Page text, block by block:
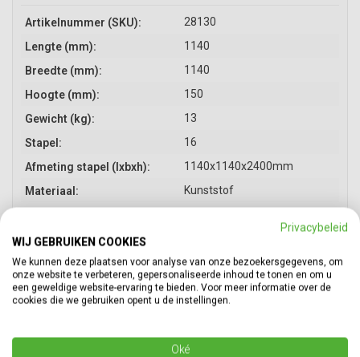
Artikelnummer (SKU):
28130
Lengte (mm):
1140
Breedte (mm):
1140
Hoogte (mm):
150
Gewicht (kg):
13
Stapel:
16
Afmeting stapel (lxbxh):
1140x1140x2400mm
Materiaal:
Kunststof
Uitvoering:
Conditie:
Nieuw
Racking draagvermogen
(kg):
250
Statische belasting (kg):
2800
Privacybeleid
WIJ GEBRUIKEN COOKIES
We kunnen deze plaatsen voor analyse van onze bezoekersgegevens, om
onze website te verbeteren, gepersonaliseerde inhoud te tonen en om u
een geweldige website-ervaring te bieden. Voor meer informatie over de
cookies die we gebruiken opent u de instellingen.
Oké